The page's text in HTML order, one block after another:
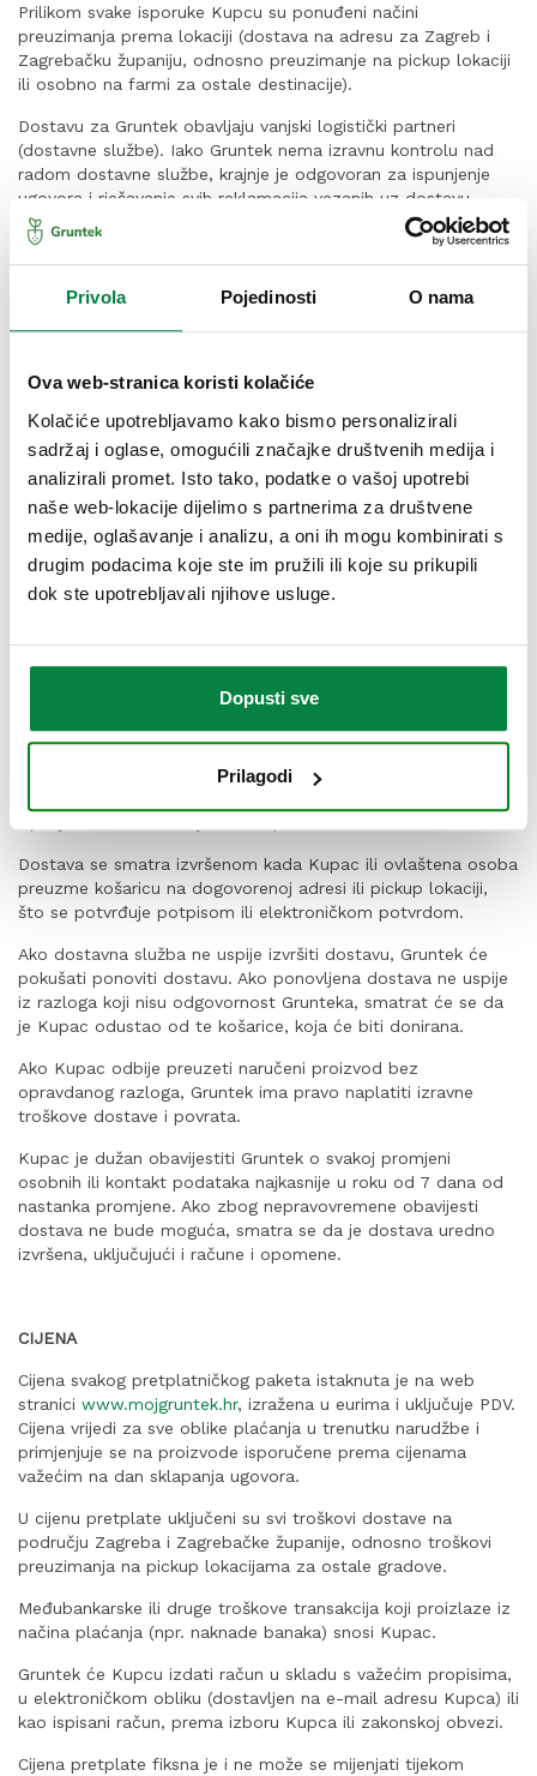
Privola Pojedinosti O nama
Ova web-stranica koristi kolačiće
Kolačiće upotrebljavamo kako bismo personalizirali
sadržaj i oglase, omogućili značajke društvenih medija i
analizirali promet. Isto tako, podatke o vašoj upotrebi
naše web-lokacije dijelimo s partnerima za društvene
medije, oglašavanje i analizu, a oni ih mogu kombinirati s
drugim podacima koje ste im pružili ili koje su prikupili
dok ste upotrebljavali njihove usluge.
Dopusti sve
Prilagodi
Prilikom svake isporuke Kupcu su ponuđeni načini
preuzimanja prema lokaciji (dostava na adresu za Zagreb i
Zagrebačku županiju, odnosno preuzimanje na pickup lokaciji
ili osobno na farmi za ostale destinacije).
Dostavu za Gruntek obavljaju vanjski logistički partneri
(dostavne službe). Iako Gruntek nema izravnu kontrolu nad
radom dostavne službe, krajnje je odgovoran za ispunjenje
ugovora i rješavanje svih reklamacija vezanih uz dostavu.
Kupac je dužan sve reklamacije vezane uz dostavu (kašnjenje,
oštećenje, neisporučena pošiljka) prijaviti izravno Grunteku
putem kontakt forme ili na info@mojgruntek.hr, u istom danu
kada je trebao primiti, odnosno primio pošiljku.
Gruntek će u roku od 48 sati od prijave reklamacije
rješavanje problema i o ishodu obavijestiti Kupca.
zamjenska/dodatna pošiljka u najkraćem mogućem roku
Zamjenska/dodatna pošiljka je osnovno i standardno rješenje
za sve reklamacije vezane uz dostavu i kvalitetu proizvoda.
Gruntek ne može jamčiti točno vrijeme isporuke niti odgovara
za kašnjenja ili štetu uzrokovanu višom silom, prometnim
nezgodama, ponašanjem dostavne službe ili drugim
Ako dostava nije moguća u najavljenom terminu zbog više
sile ili drugih razloga, Gruntek će Kupca obavijestiti i
predložiti novi termin. Preskakanje tjedna zbog ovakvih
Dostava se smatra izvršenom kada Kupac ili ovlaštena osoba
preuzme košaricu na dogovorenoj adresi ili pickup lokaciji,
što se potvrđuje potpisom ili elektroničkom potvrdom.
Ako dostavna služba ne uspije izvršiti dostavu, Gruntek će
pokušati ponoviti dostavu. Ako ponovljena dostava ne uspije
iz razloga koji nisu odgovornost Grunteka, smatrat će se da
je Kupac odustao od te košarice, koja će biti donirana.
Ako Kupac odbije preuzeti naručeni proizvod bez
opravdanog razloga, Gruntek ima pravo naplatiti izravne
troškove dostave i povrata.
Kupac je dužan obavijestiti Gruntek o svakoj promjeni
osobnih ili kontakt podataka najkasnije u roku od 7 dana od
nastanka promjene. Ako zbog nepravovremene obavijesti
dostava ne bude moguća, smatra se da je dostava uredno
izvršena, uključujući i račune i opomene.
CIJENA
Cijena svakog pretplatničkog paketa istaknuta je na web
stranici www.mojgruntek.hr, izražena u eurima i uključuje PDV.
Cijena vrijedi za sve oblike plaćanja u trenutku narudžbe i
primjenjuje se na proizvode isporučene prema cijenama
važećim na dan sklapanja ugovora.
U cijenu pretplate uključeni su svi troškovi dostave na
području Zagreba i Zagrebačke županije, odnosno troškovi
preuzimanja na pickup lokacijama za ostale gradove.
Međubankarske ili druge troškove transakcija koji proizlaze iz
načina plaćanja (npr. naknade banaka) snosi Kupac.
Gruntek će Kupcu izdati račun u skladu s važećim propisima,
u elektroničkom obliku (dostavljen na e-mail adresu Kupca) ili
kao ispisani račun, prema izboru Kupca ili zakonskoj obvezi.
Cijena pretplate fiksna je i ne može se mijenjati tijekom